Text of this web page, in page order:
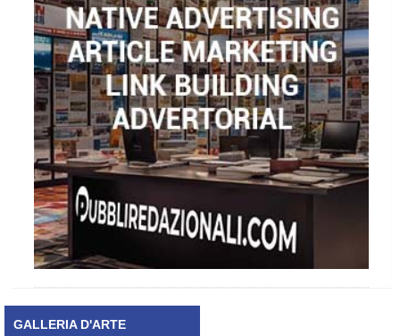
GALLERIA D'ARTE